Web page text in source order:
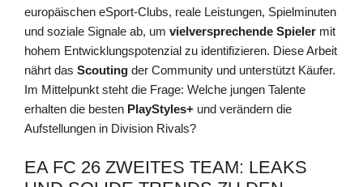
europäischen eSport-Clubs, reale Leistungen, Spielminuten
und soziale Signale ab, um vielversprechende Spieler mit
hohem Entwicklungspotenzial zu identifizieren. Diese Arbeit
nährt das Scouting der Community und unterstützt Käufer.
Im Mittelpunkt steht die Frage: Welche jungen Talente
erhalten die besten PlayStyles+ und verändern die
Aufstellungen in Division Rivals?
EA FC 26 ZWEITES TEAM: LEAKS